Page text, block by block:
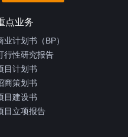
点业务
业计划书（BP）
行性研究报告
目计划书
商策划书
目建设书
目立项报告